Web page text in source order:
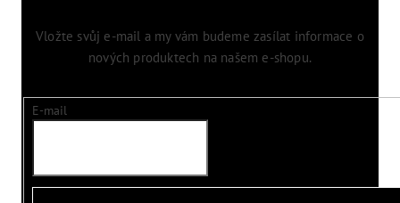
Vložte svůj e-mail a my vám budeme zasílat informace o
nových produktech na našem e-shopu.
E-mail